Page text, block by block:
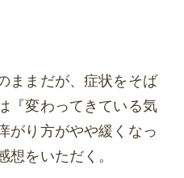
ままだが、症状をそば
『変わってきている気
がり方がやや緩くなっ
想をいただく。